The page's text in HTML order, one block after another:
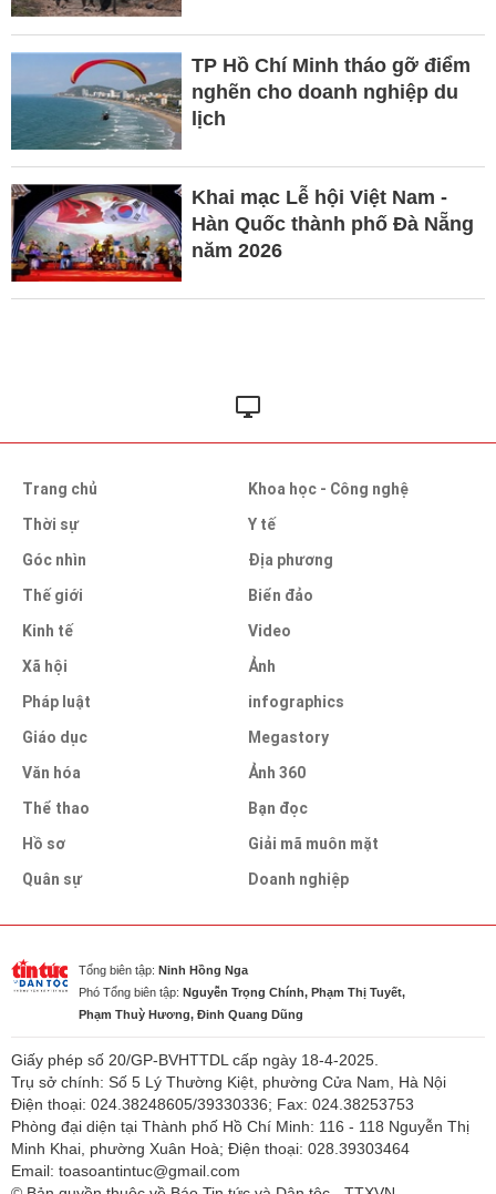
TP Hồ Chí Minh tháo gỡ điểm
nghẽn cho doanh nghiệp du
lịch
Khai mạc Lễ hội Việt Nam -
Hàn Quốc thành phố Đà Nẵng
năm 2026
Trang chủ
Thời sự
Góc nhìn
Thế giới
Kinh tế
Xã hội
Pháp luật
Giáo dục
Văn hóa
Thể thao
Hồ sơ
Quân sự
Khoa học - Công nghệ
Y tế
Địa phương
Biển đảo
Video
Ảnh
infographics
Megastory
Ảnh 360
Bạn đọc
Giải mã muôn mặt
Doanh nghiệp
Tổng biên tập: Ninh Hồng Nga
Phó Tổng biên tập: Nguyễn Trọng Chính, Phạm Thị Tuyết,
Phạm Thuỳ Hương, Đinh Quang Dũng
Giấy phép số 20/GP-BVHTTDL cấp ngày 18-4-2025.
Trụ sở chính: Số 5 Lý Thường Kiệt, phường Cửa Nam, Hà Nội
Điện thoại: 024.38248605/39330336; Fax: 024.38253753
Phòng đại diện tại Thành phố Hồ Chí Minh: 116 - 118 Nguyễn Thị
Minh Khai, phường Xuân Hoà; Điện thoại: 028.39303464
Email: toasoantintuc@gmail.com